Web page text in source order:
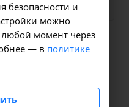
анализ мочи по
направление,
по полису ОМС
безопасности и
можно
момент через
— в политике